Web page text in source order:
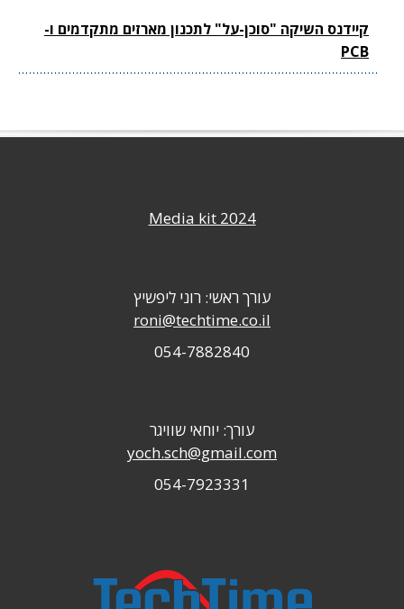
קיידנס השיקה "סוכן-על" לתכנון מארזים מתקדמים ו-
PCB
Media kit 2024
עורך ראשי: רוני ליפשיץ
roni@techtime.co.il
054-7882840
עורך: יוחאי שוויגר
yoch.sch@gmail.com
054-7923331